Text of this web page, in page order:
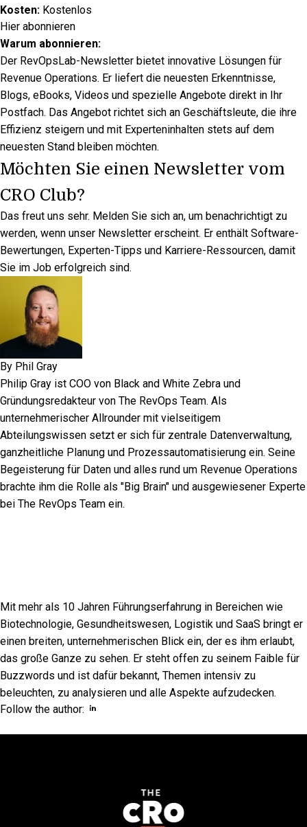
Kosten: Kostenlos
Hier abonnieren
Warum abonnieren:
Der RevOpsLab-Newsletter bietet innovative Lösungen für
Revenue Operations. Er liefert die neuesten Erkenntnisse,
Blogs, eBooks, Videos und spezielle Angebote direkt in Ihr
Postfach. Das Angebot richtet sich an Geschäftsleute, die ihre
Effizienz steigern und mit Experteninhalten stets auf dem
neuesten Stand bleiben möchten.
Möchten Sie einen Newsletter vom
CRO Club?
Das freut uns sehr. Melden Sie sich an, um benachrichtigt zu
werden, wenn unser Newsletter erscheint. Er enthält Software-
Bewertungen, Experten-Tipps und Karriere-Ressourcen, damit
Sie im Job erfolgreich sind.
By Phil Gray
Philip Gray ist COO von Black and White Zebra und
Gründungsredakteur von The RevOps Team. Als
unternehmerischer Allrounder mit vielseitigem
Abteilungswissen setzt er sich für zentrale Datenverwaltung,
ganzheitliche Planung und Prozessautomatisierung ein. Seine
Begeisterung für Daten und alles rund um Revenue Operations
brachte ihm die Rolle als "Big Brain" und ausgewiesener Experte
bei The RevOps Team ein.
Mit mehr als 10 Jahren Führungserfahrung in Bereichen wie
Biotechnologie, Gesundheitswesen, Logistik und SaaS bringt er
einen breiten, unternehmerischen Blick ein, der es ihm erlaubt,
das große Ganze zu sehen. Er steht offen zu seinem Faible für
Buzzwords und ist dafür bekannt, Themen intensiv zu
beleuchten, zu analysieren und alle Aspekte aufzudecken.
Follow the author: Opens new window